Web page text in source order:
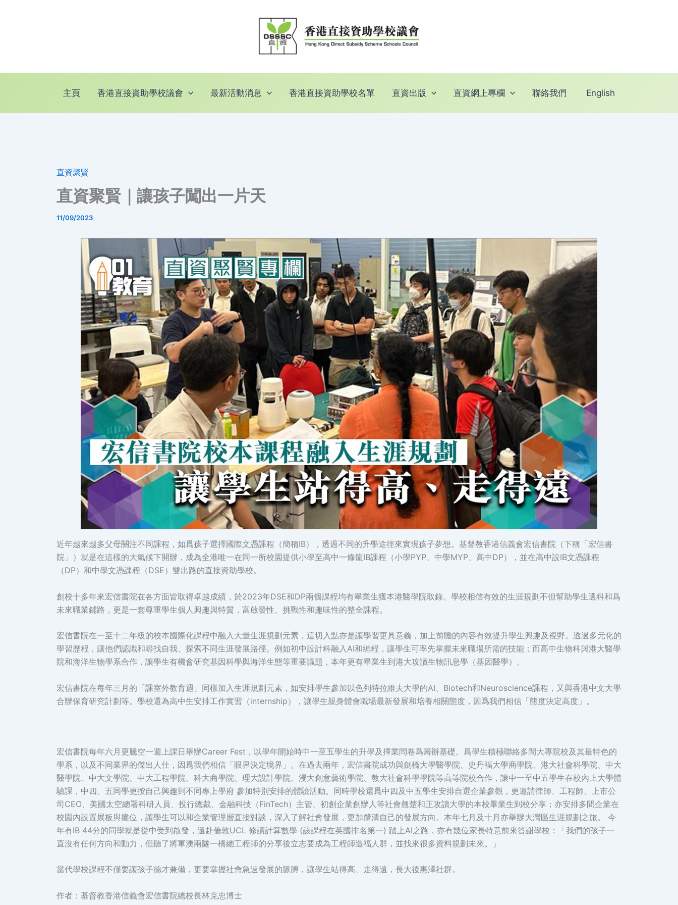
容
主頁 香港直接資助學校議會 最新活動消息 香港直接資助學校名單 直資出版 直資網上專欄 聯絡我們 English
直資聚賢
直資聚賢｜讓孩子闖出一片天
11/09/2023
近年越來越多父母關注不同課程，如爲孩子選擇國際文憑課程（簡稱IB），透過不同的升學途徑來實現孩子夢想。基督教香港信義會宏信書院（下稱「宏信書
院」）就是在這樣的大氣候下開辦，成為全港唯一在同一所校園提供小學至高中一條龍IB課程（小學PYP、中學MYP、高中DP），並在高中設IB文憑課程
（DP）和中學文憑課程（DSE）雙出路的直接資助學校。
創校十多年來宏信書院在各方面皆取得卓越成績，於2023年DSE和DP兩個課程均有畢業生獲本港醫學院取錄。學校相信有效的生涯規劃不但幫助學生選科和爲
未來職業鋪路，更是一套尊重學生個人興趣與特質，富啟發性、挑戰性和趣味性的整全課程。
宏信書院在一至十二年級的校本國際化課程中融入大量生涯規劃元素，這切入點亦是讓學習更具意義，加上前瞻的內容有效提升學生興趣及視野。透過多元化的
學習歷程，讓他們認識和尋找自我、探索不同生涯發展路徑。例如初中設計科融入AI和編程，讓學生可率先掌握未來職場所需的技能；而高中生物科與港大醫學
院和海洋生物學系合作，讓學生有機會研究基因科學與海洋生態等重要議題，本年更有畢業生到港大攻讀生物訊息學（基因醫學）。
宏信書院在每年三月的「課室外教育週」同樣加入生涯規劃元素，如安排學生參加以色列特拉維夫大學的AI、Biotech和Neuroscience課程，又與香港中文大學
合辦保育研究計劃等。學校還為高中生安排工作實習（internship），讓學生親身體會職場最新發展和培養相關態度，因爲我們相信「態度決定高度」。
宏信書院每年六月更騰空一週上課日舉辦Career Fest，以學年開始時中一至五學生的升學及擇業問卷爲籌辦基礎。爲學生積極聯絡多間大專院校及其最特色的
學系，以及不同業界的傑出人仕，因爲我們相信「眼界決定境界」。在過去兩年，宏信書院成功與劍橋大學醫學院、史丹福大學商學院、港大社會科學院、中大
醫學院、中大文學院、中大工程學院、科大商學院、理大設計學院、浸大創意藝術學院、教大社會科學學院等高等院校合作，讓中一至中五學生在校內上大學體
驗課，中四、五同學更按自己興趣到不同專上學府 參加特別安排的體驗活動。同時學校還爲中四及中五學生安排自選企業參觀，更邀請律師、工程師、上市公
司CEO、美國太空總署科研人員、投行總裁、金融科技（FinTech）主管、初創企業創辦人等社會翹楚和正攻讀大學的本校畢業生到校分享；亦安排多間企業在
校園內設置展板與攤位，讓學生可以和企業管理層直接對談，深入了解社會發展，更加釐清自己的發展方向。本年七月及十月亦舉辦大灣區生涯規劃之旅。 今
年有IB 44分的同學就是從中受到啟發，遠赴倫敦UCL 修讀計算數學 (該課程在英國排名第一) 踏上AI之路，亦有幾位家長特意前來答謝學校：「我們的孩子一
直沒有任何方向和動力，但聽了將軍澳兩隧一橋總工程師的分享後立志要成為工程師造福人群，並找來很多資料規劃未來。」
當代學校課程不僅要讓孩子德才兼備，更要掌握社會急速發展的脈膊，讓學生站得高、走得遠，長大後惠澤社群。
作者：基督教香港信義會宏信書院總校長林克忠博士